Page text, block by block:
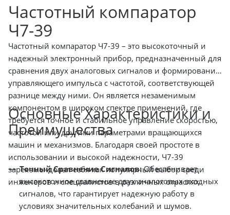
Частотный компаратор
Ч7-39
Частотный компаратор Ч7-39 – это высокоточный и
надежный электронный прибор, предназначенный для
сравнения двух аналоговых сигналов и формирования
управляющего импульса с частотой, соответствующей
разнице между ними. Он является незаменимым
компонентом в широком спектре применений, где
требуется точное и стабильное управление скоростью,
частотой или другими параметрами вращающихся
машин и механизмов. Благодаря своей простоте в
использовании и высокой надежности, Ч7-39
зарекомендовал себя как популярный выбор среди
инженеров и специалистов в различных отраслях.
Основные Характеристики и
Преимущества
Точный Сравнение Сигналов:Обеспечивает
высокоточное сравнение двух аналоговых входных
сигналов, что гарантирует надежную работу в
условиях значительных колебаний и шумов.